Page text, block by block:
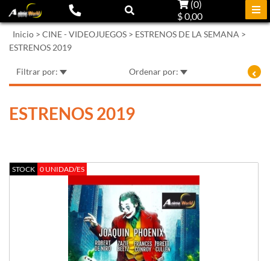
(0)
$ 0,00
Inicio > CINE - VIDEOJUEGOS > ESTRENOS DE LA SEMANA >
ESTRENOS 2019
Filtrar por: Ordenar por:
ESTRENOS 2019
STOCK 0 UNIDAD/ES